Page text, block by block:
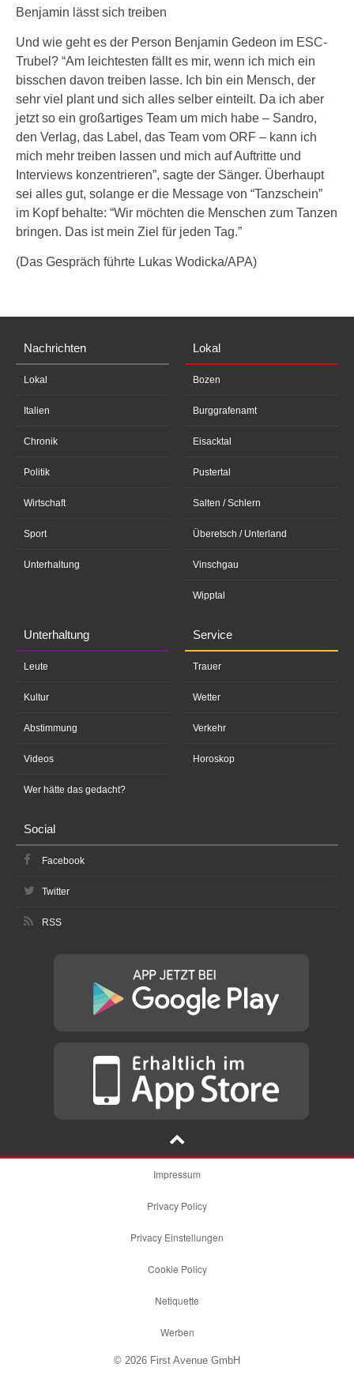
Benjamin lässt sich treiben
Und wie geht es der Person Benjamin Gedeon im ESC-
Trubel? “Am leichtesten fällt es mir, wenn ich mich ein
bisschen davon treiben lasse. Ich bin ein Mensch, der
sehr viel plant und sich alles selber einteilt. Da ich aber
jetzt so ein großartiges Team um mich habe – Sandro,
den Verlag, das Label, das Team vom ORF – kann ich
mich mehr treiben lassen und mich auf Auftritte und
Interviews konzentrieren”, sagte der Sänger. Überhaupt
sei alles gut, solange er die Message von “Tanzschein”
im Kopf behalte: “Wir möchten die Menschen zum Tanzen
bringen. Das ist mein Ziel für jeden Tag.”
(Das Gespräch führte Lukas Wodicka/APA)
Nachrichten
Lokal
Italien
Chronik
Politik
Wirtschaft
Sport
Unterhaltung
Lokal
Bozen
Burggrafenamt
Eisacktal
Pustertal
Salten / Schlern
Überetsch / Unterland
Vinschgau
Wipptal
Unterhaltung
Leute
Kultur
Abstimmung
Videos
Wer hätte das gedacht?
Service
Trauer
Wetter
Verkehr
Horoskop
Social
Facebook
Twitter
RSS
Impressum
Privacy Policy
Privacy Einstellungen
Cookie Policy
Netiquette
Werben
© 2026 First Avenue GmbH